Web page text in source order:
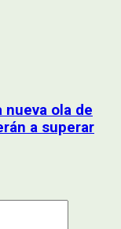
nueva ola de
a superar